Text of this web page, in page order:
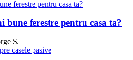
bune ferestre pentru casa ta?
S.